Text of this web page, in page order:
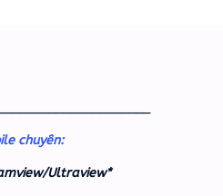
chuyên:
Ultraview*